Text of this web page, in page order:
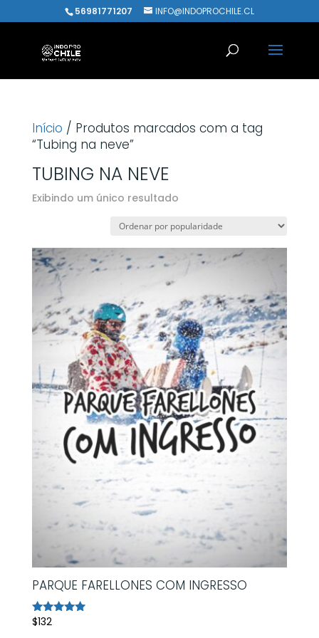
56981771207 INFO@INDOPROCHILE.CL
Início / Produtos marcados com a tag
“Tubing na neve”
TUBING NA NEVE
Exibindo um único resultado
PARQUE FARELLONES COM INGRESSO
Avaliação
$132